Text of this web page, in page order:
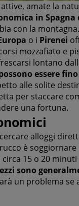
amate la
in
con la
o i Pirenei
mozzafiato e
lontano
essere
alle solite
per staccare
una fortuna.
alloggi
è
15 o 20 minuti
sono
un problema se